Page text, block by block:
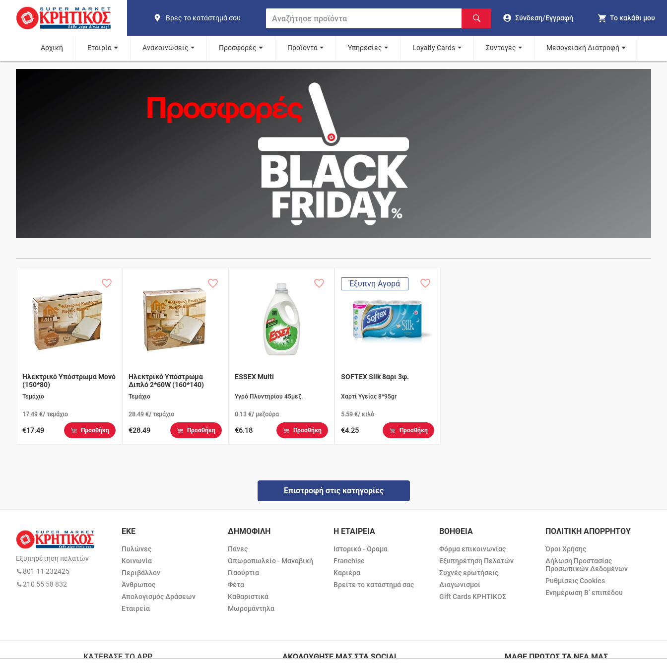
Βρες το κατάστημά σου Σύνδεση/Εγγραφή Το καλάθι μου
Αρχική Εταιρία Ανακοινώσεις Προσφορές Προϊόντα Υπηρεσίες Loyalty Cards Συνταγές Μεσογειακή Διατροφή
Ηλεκτρικό Υπόστρωμα Μονό
(150*80)
Τεμάχιο
17.49 €/ τεμάχιο
€17.49 Προσθήκη
Ηλεκτρικό Υπόστρωμα
Διπλό 2*60W (160*140)
Τεμάχιο
28.49 €/ τεμάχιο
€28.49 Προσθήκη
ESSEX Multi
Υγρό Πλυντηρίου 45μεζ.
0.13 €/ μεζούρα
€6.18 Προσθήκη
Έξυπνη Αγορά
SOFTEX Silk 8αρι 3φ.
Χαρτί Υγείας 8*95gr
5.59 €/ κιλό
€4.25 Προσθήκη
Επιστροφή στις κατηγορίες
Εξυπηρέτηση πελατών
801 11 232425
210 55 58 832
ΕΚΕ
Πυλώνες
Κοινωνία
Περιβάλλον
Άνθρωπος
Απολογισμός Δράσεων
Εταιρεία
ΔΗΜΟΦΙΛΗ
Πάνες
Οπωροπωλείο - Μαναβική
Γιαούρτια
Φέτα
Καθαριστικά
Μωρομάντηλα
Η ΕΤΑΙΡΕΙΑ
Ιστορικό - Όραμα
Franchise
Καριέρα
Βρείτε το κατάστημά σας
ΒΟΗΘΕΙΑ
Φόρμα επικοινωνίας
Εξυπηρέτηση Πελατών
Συχνές ερωτήσεις
Διαγωνισμοί
Gift Cards ΚΡΗΤΙΚΟΣ
ΠΟΛΙΤΙΚΗ ΑΠΟΡΡΗΤΟΥ
Όροι Χρήσης
Δήλωση Προστασίας
Προσωπικών Δεδομένων
Ρυθμίσεις Cookies
Ενημέρωση Β’ επιπέδου
ΚΑΤΕΒΑΣΕ ΤΟ APP ΑΚΟΛΟΥΘΗΣΕ ΜΑΣ ΣΤΑ SOCIAL ΜΑΘΕ ΠΡΩΤΟΣ ΤΑ ΝΕΑ ΜΑΣ